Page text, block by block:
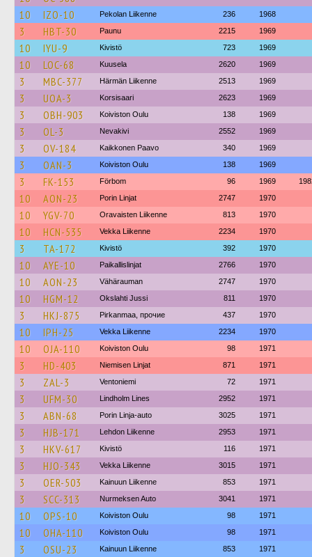
10 IZO-10 Pekolan Liikenne 236 1968
3 HBT-30 Paunu 2215 1969
10 IYU-9 Kivistö 723 1969
10 LOC-68 Kuusela 2620 1969
3 MBC-377 Härmän Liikenne 2513 1969
3 UOA-3 Korsisaari 2623 1969
3 OBH-903 Koiviston Oulu 138 1969
3 OL-3 Nevakivi 2552 1969
3 OV-184 Kaikkonen Paavo 340 1969
3 OAN-3 Koiviston Oulu 138 1969
3 FK-153 Förbom 96 1969
10 AON-23 Porin Linjat 2747 1970
10 YGV-70 Oravaisten Liikenne 813 1970
10 HCN-535 Vekka Liikenne 2234 1970
3 TA-172 Kivistö 392 1970
10 AYE-10 Paikallislinjat 2766 1970
10 AON-23 Vähärauman 2747 1970
10 HGM-12 Okslahti Jussi 811 1970
3 HKJ-875 Pirkanmaa, прочие 437 1970
10 IPH-25 Vekka Liikenne 2234 1970
10 OJA-110 Koiviston Oulu 98 1971
3 HD-403 Niemisen Linjat 871 1971
3 ZAL-3 Ventoniemi 72 1971
3 UFM-30 Lindholm Lines 2952 1971
3 ABN-68 Porin Linja-auto 3025 1971
3 HJB-171 Lehdon Liikenne 2953 1971
3 HKV-617 Kivistö 116 1971
3 HJO-343 Vekka Liikenne 3015 1971
3 OER-503 Kainuun Liikenne 853 1971
3 SCC-313 Nurmeksen Auto 3041 1971
10 OPS-10 Koiviston Oulu 98 1971
10 OHA-110 Koiviston Oulu 98 1971
3 OSU-23 Kainuun Liikenne 853 1971